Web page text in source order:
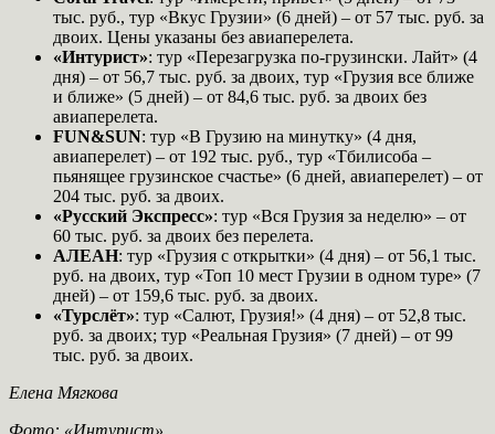
тыс. руб., тур «Вкус Грузии» (6 дней) – от 57 тыс. руб. за
двоих. Цены указаны без авиаперелета.
«Интурист»: тур «Перезагрузка по-грузински. Лайт» (4
дня) – от 56,7 тыс. руб. за двоих, тур «Грузия все ближе
и ближе» (5 дней) – от 84,6 тыс. руб. за двоих без
авиаперелета.
FUN&SUN: тур «В Грузию на минутку» (4 дня,
авиаперелет) – от 192 тыс. руб., тур «Тбилисоба –
пьянящее грузинское счастье» (6 дней, авиаперелет) – от
204 тыс. руб. за двоих.
«Русский Экспресс»: тур «Вся Грузия за неделю» – от
60 тыс. руб. за двоих без перелета.
АЛЕАН: тур «Грузия с открытки» (4 дня) – от 56,1 тыс.
руб. на двоих, тур «Топ 10 мест Грузии в одном туре» (7
дней) – от 159,6 тыс. руб. за двоих.
«Турслёт»: тур «Салют, Грузия!» (4 дня) – от 52,8 тыс.
руб. за двоих; тур «Реальная Грузия» (7 дней) – от 99
тыс. руб. за двоих.
Елена Мягкова
Фото: «Интурист»